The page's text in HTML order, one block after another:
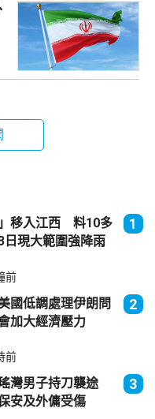
」移入江西 料10多
日現大範圍強降雨
1
前
國低調處理伊朗問
加大經濟壓力
2
前
灣男子持刀襲途
安及外傭受傷
3